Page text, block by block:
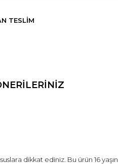
TESLIM
dikkat ediniz. Bu ürün 16 yaşın